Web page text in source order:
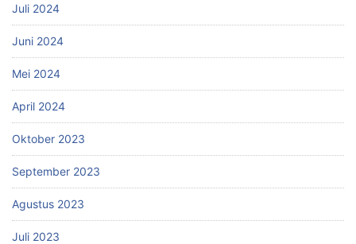
Juli 2024
Juni 2024
Mei 2024
April 2024
Oktober 2023
September 2023
Agustus 2023
Juli 2023